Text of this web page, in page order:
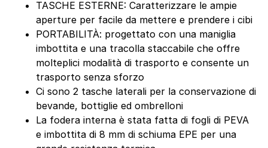
TASCHE ESTERNE: Caratterizzare le ampie
aperture per facile da mettere e prendere i cibi
PORTABILITÀ: progettato con una maniglia
imbottita e una tracolla staccabile che offre
molteplici modalità di trasporto e consente un
trasporto senza sforzo
Ci sono 2 tasche laterali per la conservazione di
bevande, bottiglie ed ombrelloni
La fodera interna è stata fatta di fogli di PEVA
e imbottita di 8 mm di schiuma EPE per una